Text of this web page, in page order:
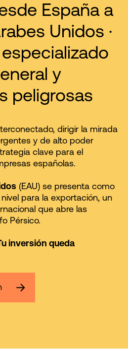
España a
Unidos ·
especializado
y
peligrosas
dirigir la mirada
y de alto poder
clave para el
españolas.
(EAU) se presenta como
para la exportación, un
que abre las
Pérsico.
inversión queda